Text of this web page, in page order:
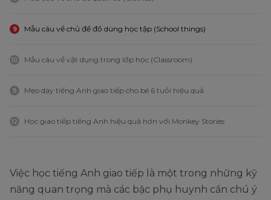
9 Mẫu câu về chủ đề đồ dùng học tập (School things)
10 Mẫu câu về vật dụng trong lớp học (Classroom)
11 Mẹo dạy tiếng Anh giao tiếp cho bé 6 tuổi hiệu quả
12 Học giao tiếp tiếng Anh hiệu quả hơn với Monkey Stories
Việc học tiếng Anh giao tiếp là một trong những kỹ
năng quan trọng mà các bậc phụ huynh cần chú ý